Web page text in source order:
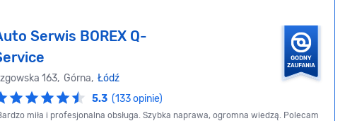
Serwis BOREX Q-
163, Górna, Łódź
5.3 (133 opinie)
miła i profesjonalna obsługa. Szybka naprawa, ogromna wiedzą. Polecam